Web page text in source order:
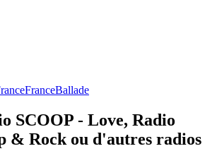
FranceBallade
SCOOP - Love, Radio
& Rock ou d'autres radios